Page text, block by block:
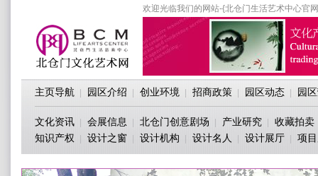
欢迎光临我们的网站-{北仓门生活艺术中心官
主页导航 园区介绍 创业环境 招商政策 园区动态 园
文化资讯 会展信息 北仓门创意剧场 产业研究
收藏拍卖
知识产权
设计之窗 设计机构 设计名人 设计展厅 项